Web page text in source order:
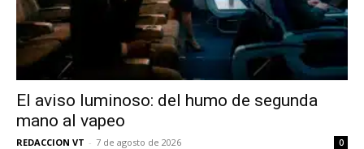
El aviso luminoso: del humo de segunda
mano al vapeo
REDACCION VT - 7 de agosto de 2026 0